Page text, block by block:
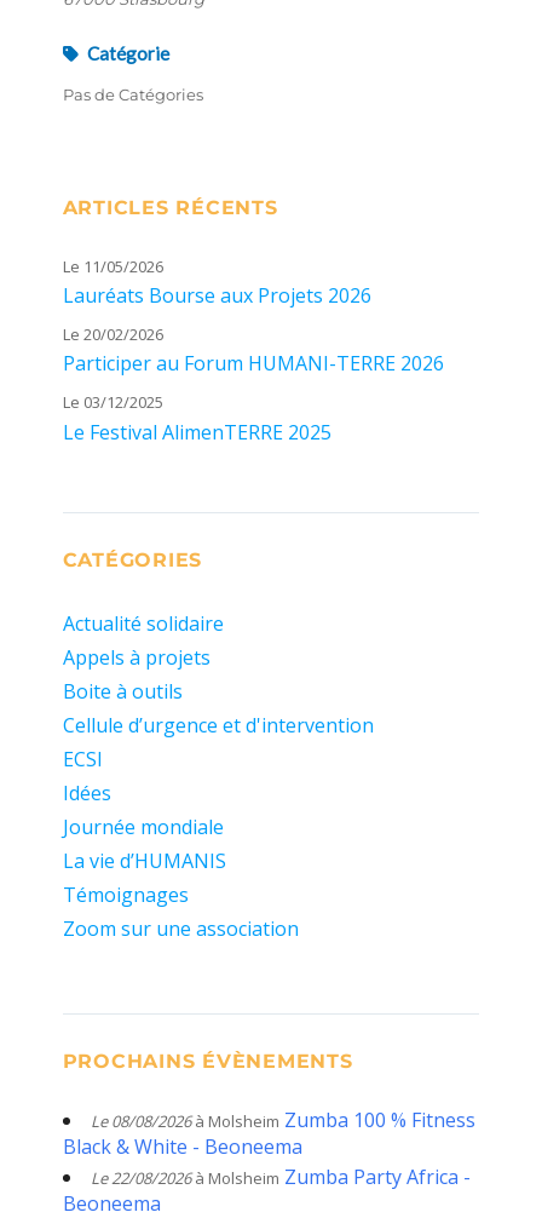
Catégorie
Pas de Catégories
ARTICLES RÉCENTS
Le 11/05/2026
Lauréats Bourse aux Projets 2026
Le 20/02/2026
Participer au Forum HUMANI-TERRE 2026
Le 03/12/2025
Le Festival AlimenTERRE 2025
CATÉGORIES
Actualité solidaire
Appels à projets
Boite à outils
Cellule d’urgence et d'intervention
ECSI
Idées
Journée mondiale
La vie d’HUMANIS
Témoignages
Zoom sur une association
PROCHAINS ÉVÈNEMENTS
Le 08/08/2026à Molsheim Zumba 100 % Fitness
Black & White - Beoneema
Le 22/08/2026à Molsheim Zumba Party Africa -
Beoneema